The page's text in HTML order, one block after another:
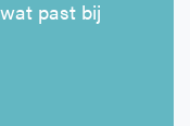
) medici
past bij